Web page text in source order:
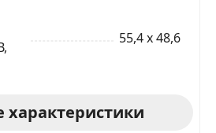
55,4 x 48,6
характеристики
Телефон*